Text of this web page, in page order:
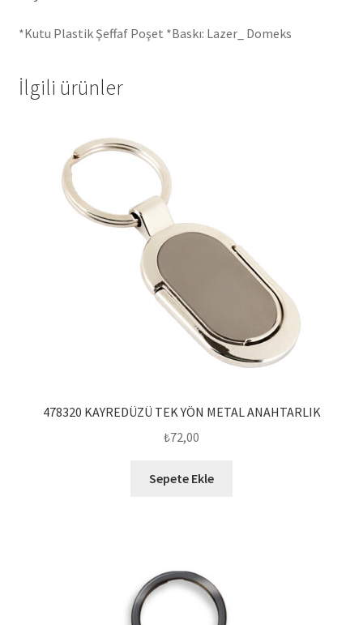
*Kutu Plastik Şeffaf Poşet *Baskı: Lazer_ Domeks
İlgili ürünler
478320 KAYREDÜZÜ TEK YÖN METAL ANAHTARLIK
₺72,00
Sepete Ekle